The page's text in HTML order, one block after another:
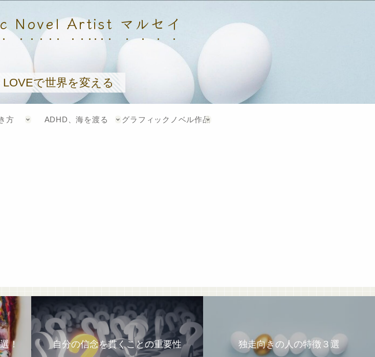
Novel Artist マルセイ
で世界を変える
方 ADHD、海を渡る グラフィックノベル作品
！ 自分の信念を貫くことの重要性 独走向きの人の特徴３選